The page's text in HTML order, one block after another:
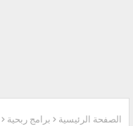
الصفحة الرئيسية برامج ربحية